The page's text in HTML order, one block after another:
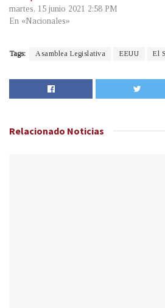
martes, 15 junio 2021 2:58 PM
En «Nacionales»
Tags: Asamblea Legislativa EEUU El
Relacionado Noticias